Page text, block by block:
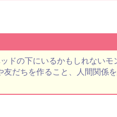
ドの下にいるかもしれない
友だちを作ること、人間関係